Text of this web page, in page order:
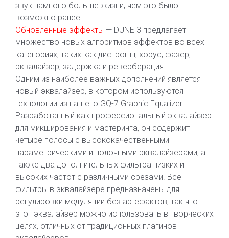
звук намного больше жизни, чем это было
возможно ранее!
Обновленные эффекты — DUNE 3 предлагает
множество новых алгоритмов эффектов во всех
категориях, таких как дистрошн, хорус, фазер,
эквалайзер, задержка и реверберация.
Одним из наиболее важных дополнений является
новый эквалайзер, в котором используются
технологии из нашего GQ-7 Graphic Equalizer.
Разработанный как профессиональный эквалайзер
для микширования и мастеринга, он содержит
четыре полосы с высококачественными
параметрическими и полочными эквалайзерами, а
также два дополнительных фильтра низких и
высоких частот с различными срезами. Все
фильтры в эквалайзере предназначены для
регулировки модуляции без артефактов, так что
этот эквалайзер можно использовать в творческих
целях, отличных от традиционных плагинов-